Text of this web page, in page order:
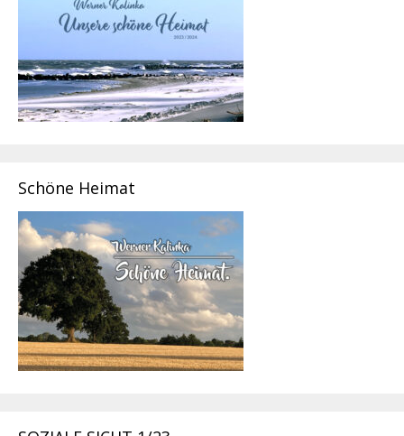
Schöne Heimat